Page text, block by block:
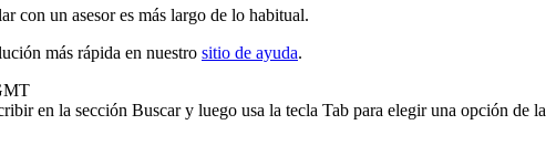
con un asesor es más largo de lo habitual.
más rápida en nuestro sitio de ayuda.
en la sección Buscar y luego usa la tecla Tab para elegir una opción de la